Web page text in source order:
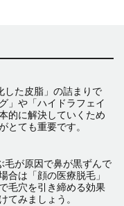
した皮脂」の詰まりで
」や「ハイドラフェイ
的に解決していくため
とても重要です。
毛が原因で鼻が黒ずんで
合は「顔の医療脱毛」
毛穴を引き締める効果
てみましょう。